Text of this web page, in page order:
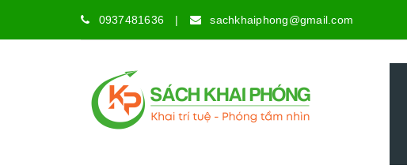
0937481636 | sachkhaiphong@gmail.com